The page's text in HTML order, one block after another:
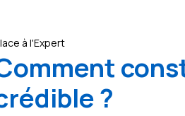
à l'Expert
?